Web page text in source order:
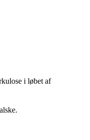
i løbet af